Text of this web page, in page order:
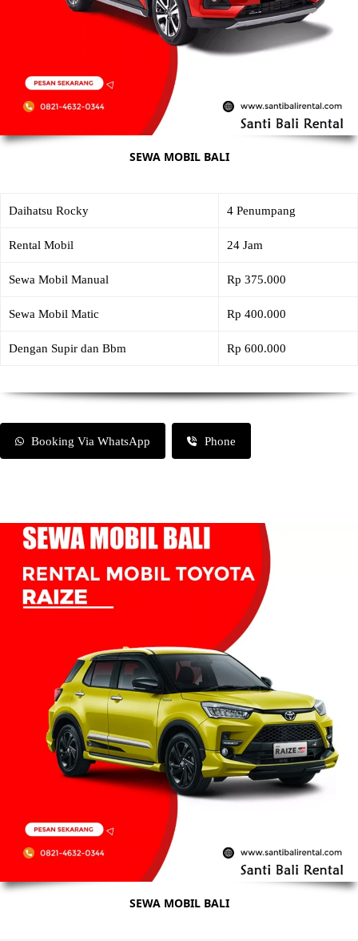
SEWA MOBIL BALI
Daihatsu Rocky 4 Penumpang
Rental Mobil 24 Jam
Sewa Mobil Manual Rp 375.000
Sewa Mobil Matic Rp 400.000
Dengan Supir dan Bbm Rp 600.000
Booking Via WhatsApp Phone
SEWA MOBIL BALI